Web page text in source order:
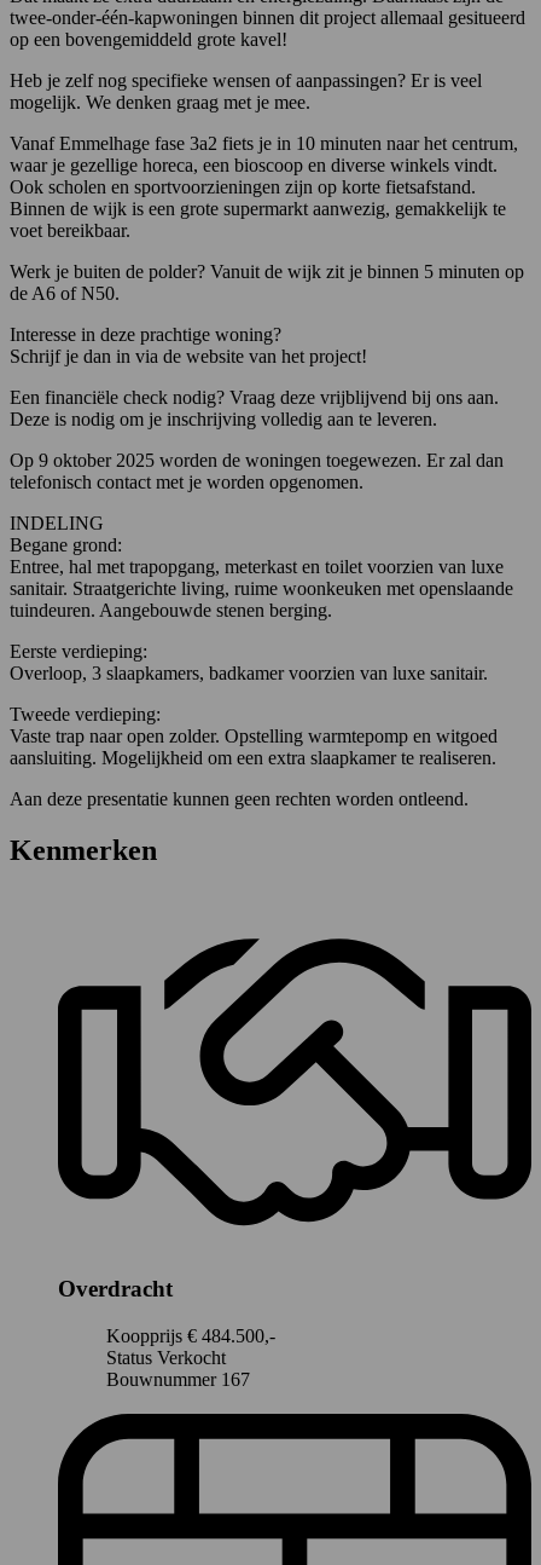
twee-onder-één-kapwoningen binnen dit project allemaal gesitueerd
op een bovengemiddeld grote kavel!
Heb je zelf nog specifieke wensen of aanpassingen? Er is veel
mogelijk. We denken graag met je mee.
Vanaf Emmelhage fase 3a2 fiets je in 10 minuten naar het centrum,
waar je gezellige horeca, een bioscoop en diverse winkels vindt.
Ook scholen en sportvoorzieningen zijn op korte fietsafstand.
Binnen de wijk is een grote supermarkt aanwezig, gemakkelijk te
voet bereikbaar.
Werk je buiten de polder? Vanuit de wijk zit je binnen 5 minuten op
de A6 of N50.
Interesse in deze prachtige woning?
Schrijf je dan in via de website van het project!
Een financiële check nodig? Vraag deze vrijblijvend bij ons aan.
Deze is nodig om je inschrijving volledig aan te leveren.
Op 9 oktober 2025 worden de woningen toegewezen. Er zal dan
telefonisch contact met je worden opgenomen.
INDELING
Begane grond:
Entree, hal met trapopgang, meterkast en toilet voorzien van luxe
sanitair. Straatgerichte living, ruime woonkeuken met openslaande
tuindeuren. Aangebouwde stenen berging.
Eerste verdieping:
Overloop, 3 slaapkamers, badkamer voorzien van luxe sanitair.
Tweede verdieping:
Vaste trap naar open zolder. Opstelling warmtepomp en witgoed
aansluiting. Mogelijkheid om een extra slaapkamer te realiseren.
Aan deze presentatie kunnen geen rechten worden ontleend.
Kenmerken
Overdracht
Koopprijs € 484.500,-
Status Verkocht
Bouwnummer 167